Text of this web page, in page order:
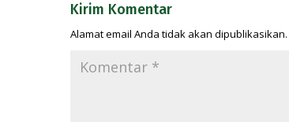
Kirim Komentar
Alamat email Anda tidak akan dipublikasikan.